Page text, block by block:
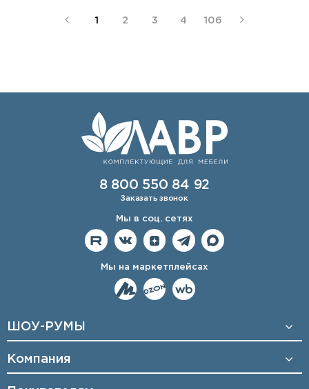
1 2 3 4 106
8 800 550 84 92
Заказать звонок
Мы в соц. сетях
Мы на маркетплейсах
ШОУ-РУМЫ
Компания